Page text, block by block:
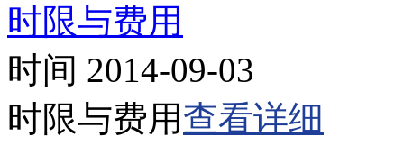
时限与费用
时间 2014-09-03
时限与费用查看详细